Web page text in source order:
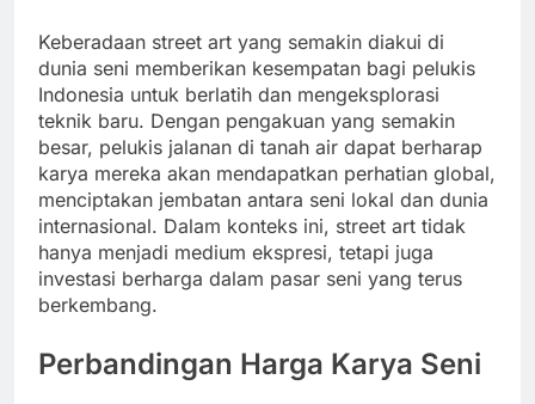
Keberadaan street art yang semakin diakui di
dunia seni memberikan kesempatan bagi pelukis
Indonesia untuk berlatih dan mengeksplorasi
teknik baru. Dengan pengakuan yang semakin
besar, pelukis jalanan di tanah air dapat berharap
karya mereka akan mendapatkan perhatian global,
menciptakan jembatan antara seni lokal dan dunia
internasional. Dalam konteks ini, street art tidak
hanya menjadi medium ekspresi, tetapi juga
investasi berharga dalam pasar seni yang terus
berkembang.
Perbandingan Harga Karya Seni